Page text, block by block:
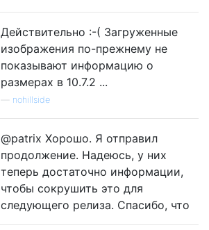
Действительно :-( Загруженные
изображения по-прежнему не
показывают информацию о
размерах в 10.7.2 ...
nohillside
@patrix Хорошо. Я отправил
продолжение. Надеюсь, у них
теперь достаточно информации,
чтобы сокрушить это для
следующего релиза. Спасибо, что